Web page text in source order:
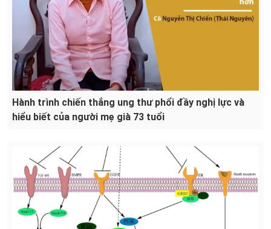
Hành trình chiến thắng ung thư phổi đầy nghị lực và
hiểu biết của người mẹ già 73 tuổi